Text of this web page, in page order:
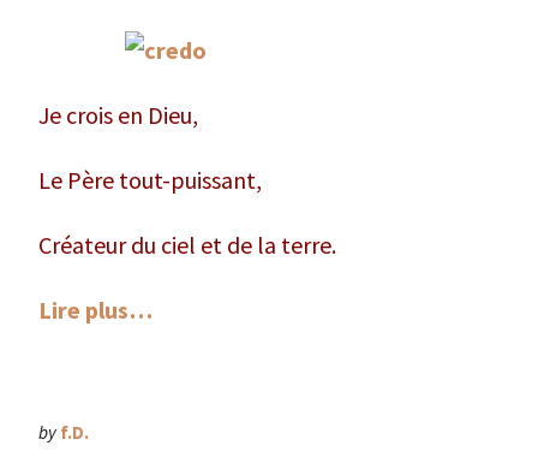
Je crois en Dieu,
Le Père tout-puissant,
Créateur du ciel et de la terre.
Lire plus…
by f.D.